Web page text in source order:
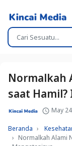
Normalkah
saat
May
Beranda
Normalkah Alami